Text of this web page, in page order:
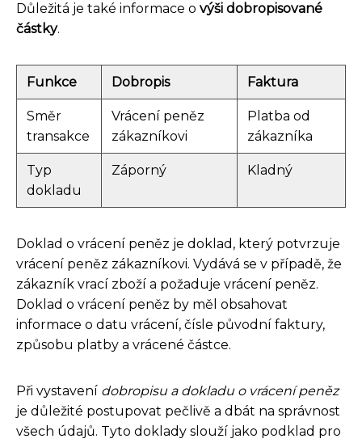
Důležitá je také informace o výši dobropisované
částky.
Funkce Dobropis Faktura
Směr
transakce
Vrácení peněz
zákazníkovi
Platba od
zákazníka
Typ
dokladu
Záporný Kladný
Doklad o vrácení peněz je doklad, který potvrzuje
vrácení peněz zákazníkovi. Vydává se v případě, že
zákazník vrací zboží a požaduje vrácení peněz.
Doklad o vrácení peněz by měl obsahovat
informace o datu vrácení, čísle původní faktury,
způsobu platby a vrácené částce.
Při vystavení dobropisu a dokladu o vrácení peněz
je důležité postupovat pečlivě a dbát na správnost
všech údajů. Tyto doklady slouží jako podklad pro